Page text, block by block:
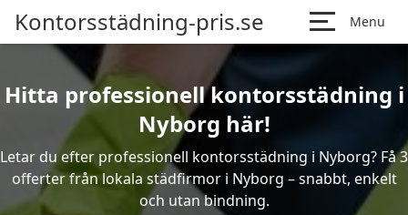
Kontorsstädning-pris.se Menu
Hitta professionell kontorsstädning i
Nyborg här!
Letar du efter professionell kontorsstädning i Nyborg? Få 3
offerter från lokala städfirmor i Nyborg – snabbt, enkelt
och utan bindning.